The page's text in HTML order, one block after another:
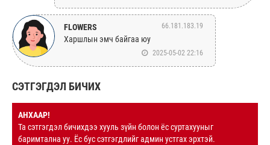
FLOWERS 66.181.183.19
Харшлын эмч байгаа юу
2025-05-02 22:16
СЭТГЭГДЭЛ БИЧИХ
АНХААР!
Та сэтгэгдэл бичихдээ хууль зүйн болон ёс суртахууныг
баримтална уу. Ёс бус сэтгэгдлийг админ устгах эрхтэй.